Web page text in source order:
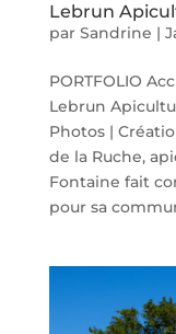
Lebrun
par Sandrine |
PORTFOLIO
Lebrun
Photos |
de la Ruche,
Fontaine fait
pour sa